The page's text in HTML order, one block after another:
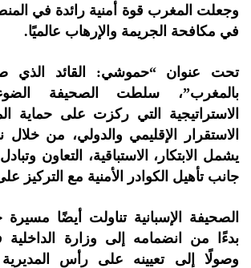
وجعلت المغرب قوة أمنية رائدة في
في مكافحة الجريمة والإرهاب عالميًا.
تحت عنوان “حموشي: القائد الذي
بالمغرب”، سلطت الصحيفة
الاستراتيجية التي ركزت على حماية
الاستقرار الإقليمي والدولي، من خلال
يشمل الابتكار، الاستباقية، التعاون
جانب تأهيل الكوادر الأمنية مع التركيز
الصحيفة الإسبانية تناولت أيضًا
بدءًا من انضمامه إلى وزارة
وصولًا إلى تعيينه على رأس المديرية